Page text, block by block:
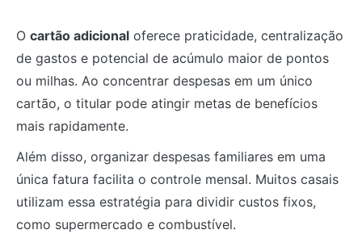
O cartão adicional oferece praticidade, centralização
de gastos e potencial de acúmulo maior de pontos
ou milhas. Ao concentrar despesas em um único
cartão, o titular pode atingir metas de benefícios
mais rapidamente.
Além disso, organizar despesas familiares em uma
única fatura facilita o controle mensal. Muitos casais
utilizam essa estratégia para dividir custos fixos,
como supermercado e combustível.